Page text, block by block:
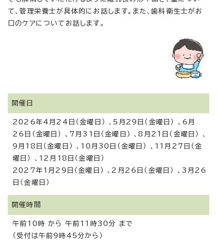
て、管理栄養士が具体的にお話します。また、歯科衛生士がお
口のケアについてお話します。
開催日
2026年4月24日（金曜日） 、5月29日（金曜日） 、6月
26日（金曜日） 、7月31日（金曜日） 、8月21日（金曜日） 、
9月18日（金曜日） 、10月30日（金曜日） 、11月27日（金
曜日） 、12月18日（金曜日）
2027年1月29日（金曜日） 、2月26日（金曜日） 、3月26
日（金曜日）
開催時間
午前10時 から 午前11時30分 まで
（受付は午前9時45分から）